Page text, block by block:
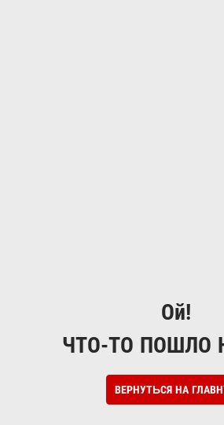
Ой!
ЧТО-ТО ПОШЛО
ВЕРНУТЬСЯ НА